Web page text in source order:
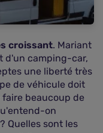
croissant. Mariant
d'un camping-car,
une liberté très
de véhicule doit
beaucoup de
on
Quelles sont les